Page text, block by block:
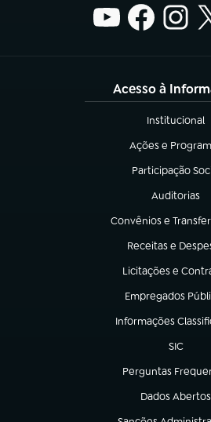
Acesso à
Institucional
(abre em
Ações e
(abre em nova
Participação
(abre em nova
Auditorias
(abre em
Convênios e
(abre em nova aba)
Receitas e
(abre em nova
Licitações e
(abre em nova
Empregados
(abre em nova
Informações
(abre em nova aba)
SIC
(abre em
Perguntas
(abre em nova
Dados Abertos
(abre em nova